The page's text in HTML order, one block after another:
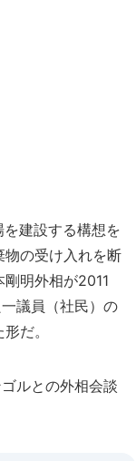
建設する構想を
の受け入れを断
明外相が2011
議員（社民）の
だ。
ルとの外相会談